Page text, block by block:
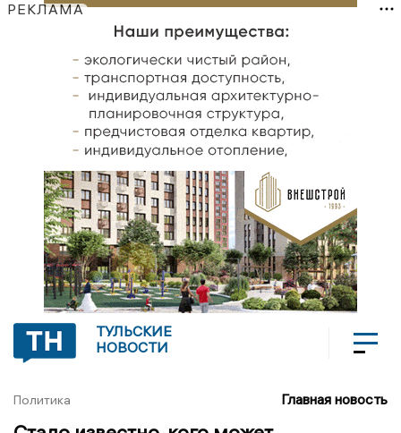
РЕКЛАМА
ТУЛЬСКИЕ
НОВОСТИ
Политика Главная новость